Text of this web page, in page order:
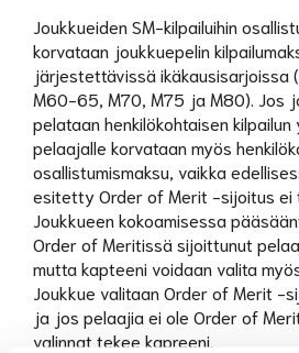
Joukkueiden SM-kilpailuihin
korvataan joukkuepelin
järjestettävissä ikäkausisarjoissa
M60-65, M70, M75 ja M80). Jos
pelataan henkilökohtaisen kilpailun
pelaajalle korvataan myös
osallistumismaksu, vaikka
esitetty Order of Merit -sijoitus ei
Joukkueen kokoamisessa
Order of Meritissä sijoittunut
mutta kapteeni voidaan valita
Joukkue valitaan Order of Merit -
ja jos pelaajia ei ole Order of
valinnat tekee kapreeni.